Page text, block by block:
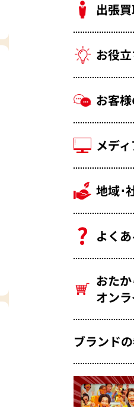
出張
お役
お客
メデ
地域･
よく
おた
オン
ブランド